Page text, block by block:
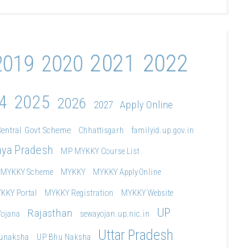
2020 2021 2022
2025 2026 2027 Apply Online
Govt Scheme Chhattisgarh familyid.up.gov.in
Pradesh
MP MYKKY Course List
Scheme MYKKY
MYKKY Apply Online
Portal MYKKY Registration
MYKKY Website
Rajasthan sewayojan.up.nic.in UP
UP Bhu Naksha Uttar Pradesh